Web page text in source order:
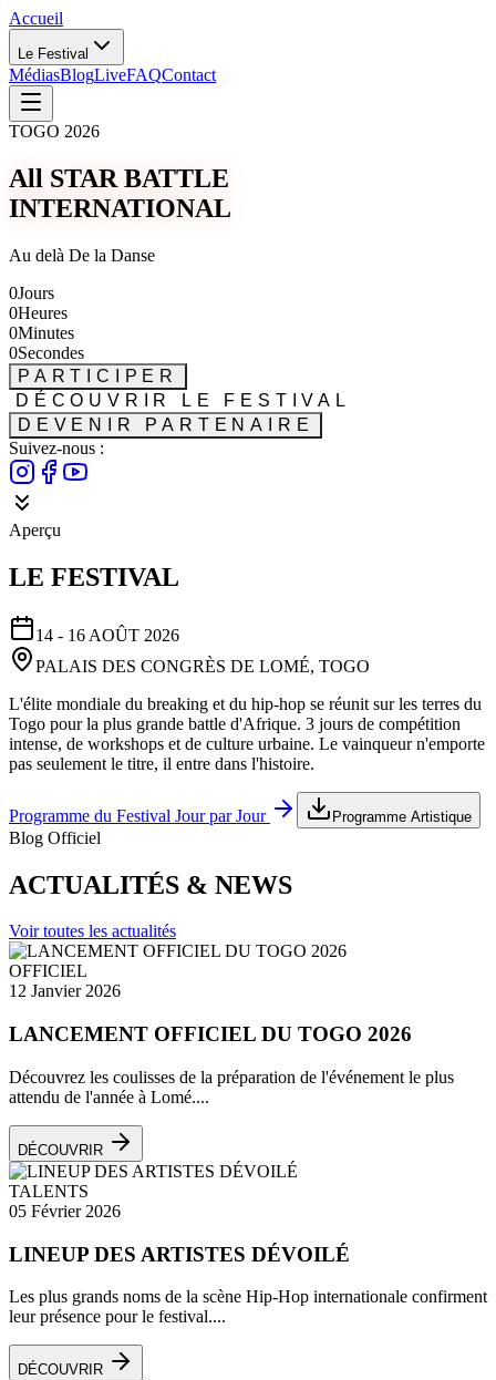
Accueil
Le Festival
MédiasBlogLiveFAQContact
TOGO 2026
All STAR BATTLE
INTERNATIONAL
Au delà De la Danse
0Jours
0Heures
0Minutes
0Secondes
PARTICIPER
DÉCOUVRIR LE FESTIVAL
DEVENIR PARTENAIRE
Suivez-nous :
Aperçu
LE FESTIVAL
14 - 16 AOÛT 2026
PALAIS DES CONGRÈS DE LOMÉ, TOGO
L'élite mondiale du breaking et du hip-hop se réunit sur les terres du
Togo pour la plus grande battle d'Afrique. 3 jours de compétition
intense, de workshops et de culture urbaine. Le vainqueur n'emporte
pas seulement le titre, il entre dans l'histoire.
Programme du Festival Jour par Jour Programme Artistique
Blog Officiel
ACTUALITÉS & NEWS
Voir toutes les actualités
OFFICIEL
12 Janvier 2026
LANCEMENT OFFICIEL DU TOGO 2026
Découvrez les coulisses de la préparation de l'événement le plus
attendu de l'année à Lomé....
DÉCOUVRIR
TALENTS
05 Février 2026
LINEUP DES ARTISTES DÉVOILÉ
Les plus grands noms de la scène Hip-Hop internationale confirment
leur présence pour le festival....
DÉCOUVRIR